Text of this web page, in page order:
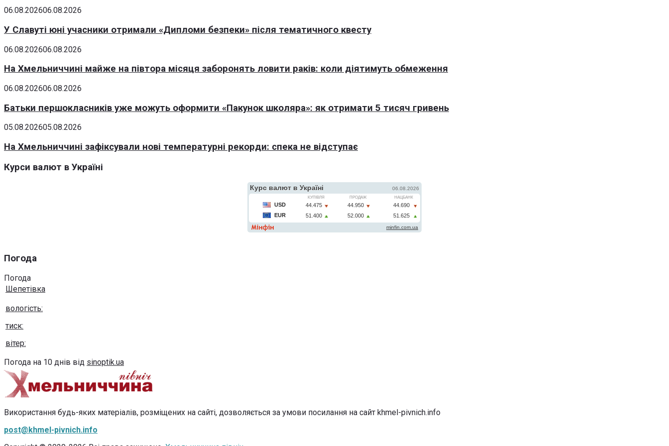
06.08.202606.08.2026
У Славуті юні учасники отримали «Дипломи безпеки» після тематичного квесту
06.08.202606.08.2026
На Хмельниччині майже на півтора місяця заборонять ловити раків: коли діятимуть обмеження
06.08.202606.08.2026
Батьки першокласників уже можуть оформити «Пакунок школяра»: як отримати 5 тисяч гривень
05.08.202605.08.2026
На Хмельниччині зафіксували нові температурні рекорди: спека не відступає
Курси валют в Україні
Погода
Погода
Шепетівка
вологість:
тиск:
вітер:
Погода на 10 днів від sinoptik.ua
Використання будь-яких матеріалів, розміщених на сайті, дозволяється за умови посилання на сайт khmel-pivnich.info
post@khmel-pivnich.info